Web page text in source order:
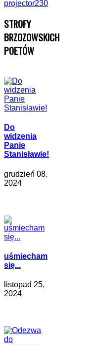
STROFY
BRZOZOWSKICH
POETÓW
Do
widzenia
Panie
Stanisławie!
grudzień 08,
2024
uśmiecham
się...
listopad 25,
2024